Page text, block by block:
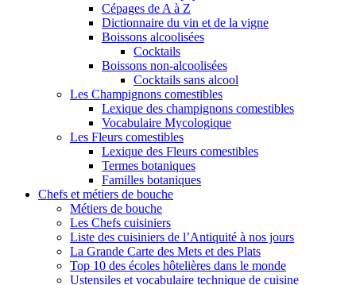
Cépages de A à Z
Dictionnaire du vin et de la vigne
Boissons alcoolisées
Cocktails
Boissons non-alcoolisées
Cocktails sans alcool
Les Champignons comestibles
Lexique des champignons comestibles
Vocabulaire Mycologique
Les Fleurs comestibles
Lexique des Fleurs comestibles
Termes botaniques
Familles botaniques
Chefs et métiers de bouche
Métiers de bouche
Les Chefs cuisiniers
Liste des cuisiniers de l’Antiquité à nos jours
La Grande Carte des Mets et des Plats
Top 10 des écoles hôtelières dans le monde
Ustensiles et vocabulaire technique de cuisine